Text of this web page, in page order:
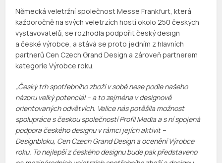
Německá veletržní společnost Messe Frankfurt, která
každoročně na svých veletrzích hostí okolo 250 českých
vystavovatelů, se rozhodla podpořit český design
a české výrobce, a stává se proto jedním z hlavních
partnerů Cen Czech Grand Design a zároveň partnerem
kategorie Výrobce roku.
„Český trh spotřebního zboží v sobě nese podle našeho
názoru velký potenciál – a to zejména v designově
orientovaných odvětvích. Velice nás potěšila možnost
spolupráce s českou společností Profil Media a s ní spojená
podpora českého designu v rámci jejích aktivit –
Designbloku, Cen Czech Grand Design a ocenění Výrobce
roku. To nejlepší z českého designu bude pak představeno